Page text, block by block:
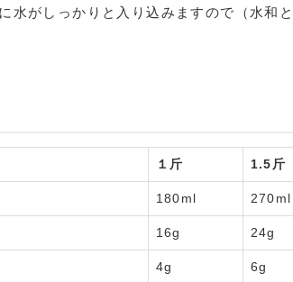
水がしっかりと入り込みますので（水和
１斤 1.5斤
180ml 270ml
16g 24g
4g 6g